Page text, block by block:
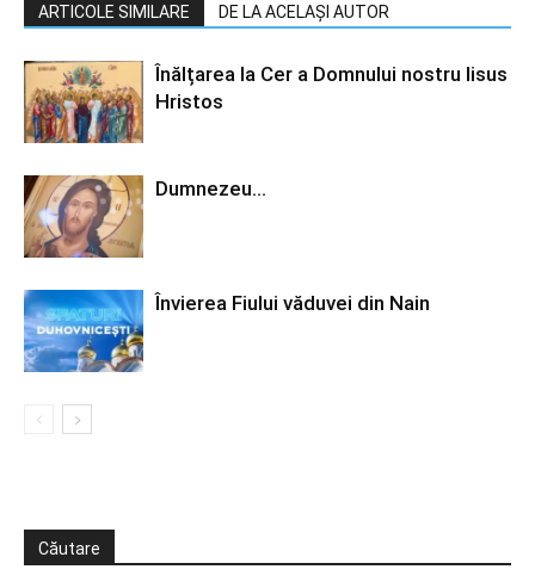
ARTICOLE SIMILARE DE LA ACELAȘI AUTOR
Înălțarea la Cer a Domnului nostru Iisus
Hristos
Dumnezeu…
Învierea Fiului văduvei din Nain
Căutare